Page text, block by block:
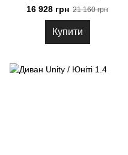
16 928 грн 21 160 грн
Купити